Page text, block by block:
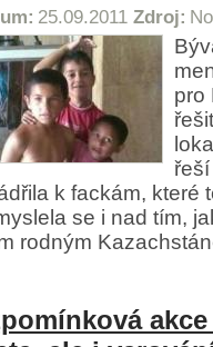
25.09.2011 Zdroj:
pro
k fackám, které
se i nad tím,
rodným